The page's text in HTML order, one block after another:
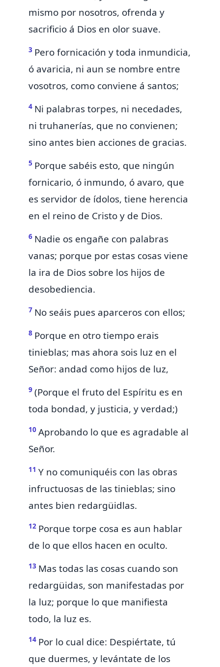
mismo por nosotros, ofrenda y
sacrificio á Dios en olor suave.
3 Perofornicación y toda inmundicia,
ó avaricia, ni aun se nombre entre
vosotros, como conviene á santos;
4 Ni palabras torpes, ni necedades,
ni truhanerías, que no convienen;
sino antes bien acciones de gracias.
5 Porque sabéis esto, que ningún
fornicario, ó inmundo, ó avaro, que
es servidor de ídolos, tiene herencia
en el reino de Cristo y de Dios.
6 Nadie os engañe con palabras
vanas; porque por estas cosas viene
la ira de Dios sobre los hijos de
desobediencia.
7 No seáis pues aparceros con ellos;
8 Porque en otro tiempo erais
tinieblas; mas ahora sois luz en el
Señor: andad como hijos de luz,
9 (Porque el fruto del Espíritu es en
toda bondad, y justicia, y verdad;)
10 Aprobando lo que es agradable al
Señor.
11 Y no comuniquéis con las obras
infructuosas de las tinieblas; sino
antes bien redargüidlas.
12 Porque torpe cosa es aun hablar
de lo que ellos hacen en oculto.
13 Mas todas las cosas cuando son
redargüidas, son manifestadas por
la luz; porque lo que manifiesta
todo, la luz es.
14 Por lo cual dice: Despiértate, tú
que duermes, y levántate de los